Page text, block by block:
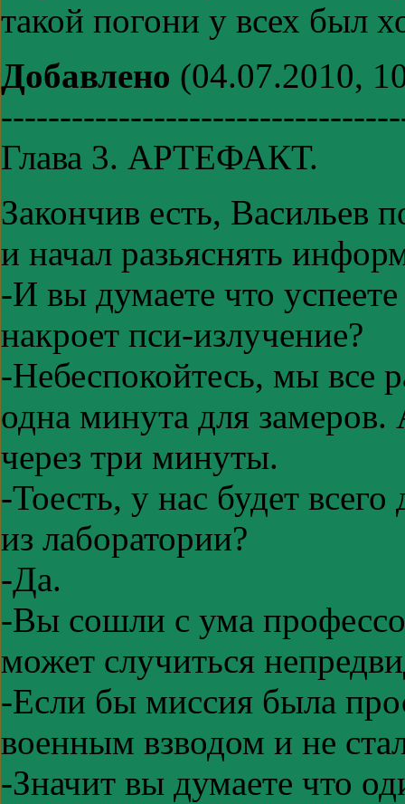
такой погони у всех был
Добавлено (04.07.2010,
Глава 3. АРТЕФАКТ.
Закончив есть, Васильев
и начал разьяснять
-И вы думаете что
накроет пси-излучение?
-Небеспокойтесь, мы все
одна минута для
через три минуты.
-Тоесть, у нас будет
из лаборатории?
-Да.
-Вы сошли с ума
может случиться
-Если бы миссия была
военным взводом и не
-Значит вы думаете что